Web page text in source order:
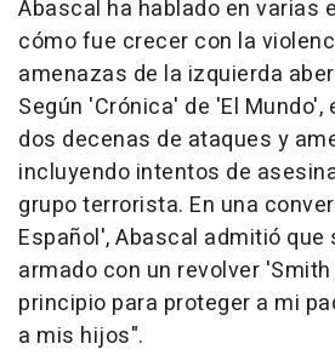
Abascal ha hablado en varias
cómo fue crecer con la
amenazas de la izquierda
Según 'Crónica' de 'El
dos decenas de ataques y
incluyendo intentos de
grupo terrorista. En una
Español', Abascal admitió que
armado con un revolver
principio para proteger a mi
a mis hijos".